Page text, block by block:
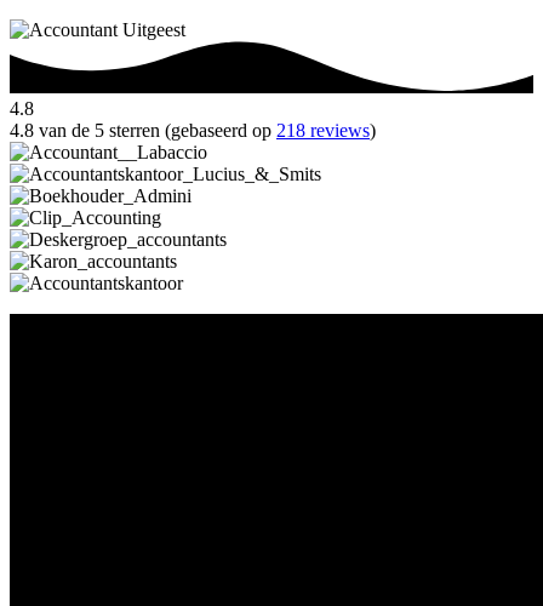
4.8
4.8 van de 5 sterren (gebaseerd op 218 reviews)